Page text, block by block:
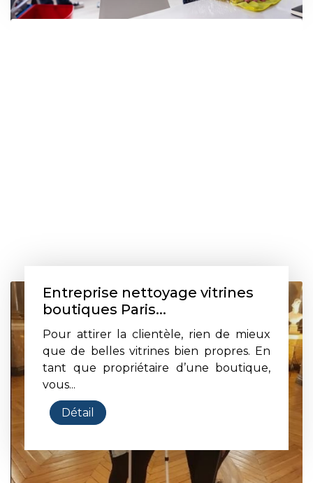
Entreprise nettoyage vitrines
boutiques Paris...
Pour attirer la clientèle, rien de mieux
que de belles vitrines bien propres. En
tant que propriétaire d’une boutique,
vous...
Détail